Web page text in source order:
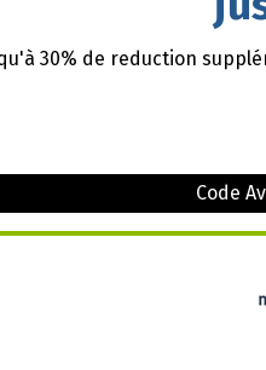
30% de reduction
Code